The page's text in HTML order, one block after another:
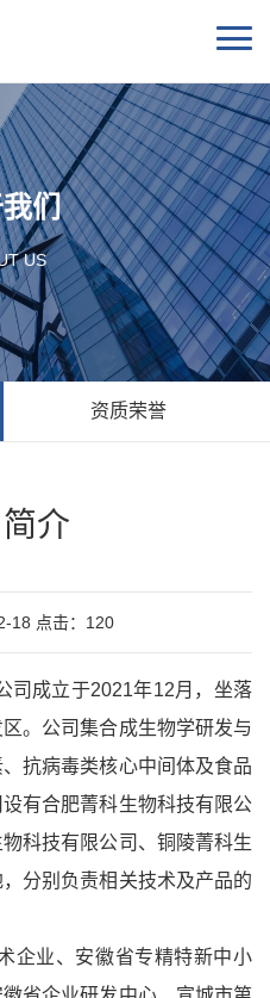
们
US
资质荣誉
介
18 点击：120
司成立于2021年12月，坐落
。公司集合成生物学研发与
抗病毒类核心中间体及食品
有合肥菁科生物科技有限公
科技有限公司、铜陵菁科生
分别负责相关技术及产品的
企业、安徽省专精特新中小